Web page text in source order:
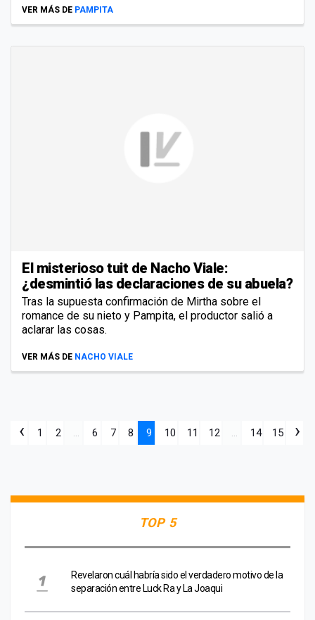
VER MÁS DE PAMPITA
El misterioso tuit de Nacho Viale:
¿desmintió las declaraciones de su abuela?
Tras la supuesta confirmación de Mirtha sobre el
romance de su nieto y Pampita, el productor salió a
aclarar las cosas.
VER MÁS DE NACHO VIALE
‹ 1 2 ... 6 7 8 9 10 11 12 ... 14 15 ›
TOP 5
Revelaron cuál habría sido el verdadero motivo de la
separación entre Luck Ra y La Joaqui